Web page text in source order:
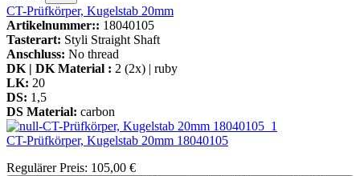
CT-Prüfkörper, Kugelstab 20mm
Artikelnummer:: 18040105
Tasterart: Styli Straight Shaft
Anschluss: No thread
DK | DK Material : 2 (2x) | ruby
LK: 20
DS: 1,5
DS Material: carbon
CT-Prüfkörper, Kugelstab 20mm 18040105
Regulärer Preis: 105,00 €